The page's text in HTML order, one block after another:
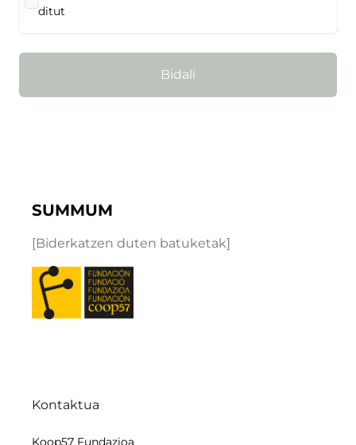
ditut
Bidali
SUMMUM
[Biderkatzen duten batuketak]
Kontaktua
Koop57 Fundazioa